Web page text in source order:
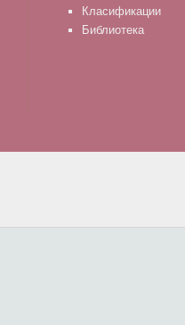
Класификации
Библиотека